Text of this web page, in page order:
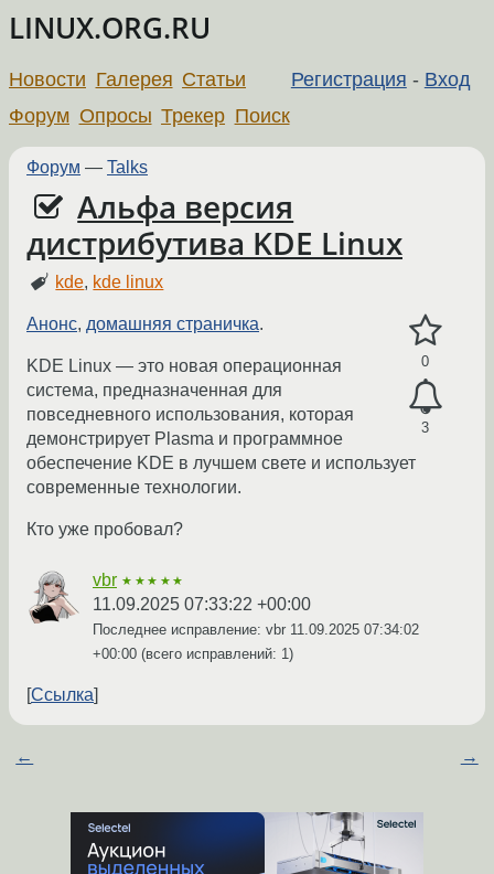
LINUX.ORG.RU
Регистрация - Вход
Новости Галерея Статьи
Форум Опросы Трекер Поиск
Форум — Talks
Альфа версия
дистрибутива KDE Linux
kde, kde linux
0
3
Анонс, домашняя страничка.
KDE Linux — это новая операционная
система, предназначенная для
повседневного использования, которая
демонстрирует Plasma и программное
обеспечение KDE в лучшем свете и использует
современные технологии.
Кто уже пробовал?
vbr ★★★★★
11.09.2025 07:33:22 +00:00
Последнее исправление: vbr 11.09.2025 07:34:02
+00:00 (всего исправлений: 1)
Ссылка
← →